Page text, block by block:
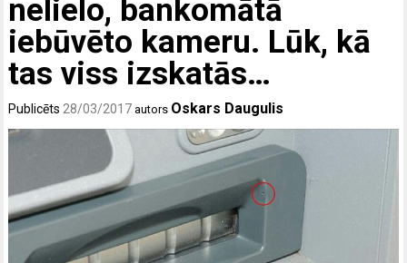
nelielo, bankomātā
iebūvēto kameru. Lūk, kā
tas viss izskatās…
Publicēts28/03/2017 autors Oskars Daugulis